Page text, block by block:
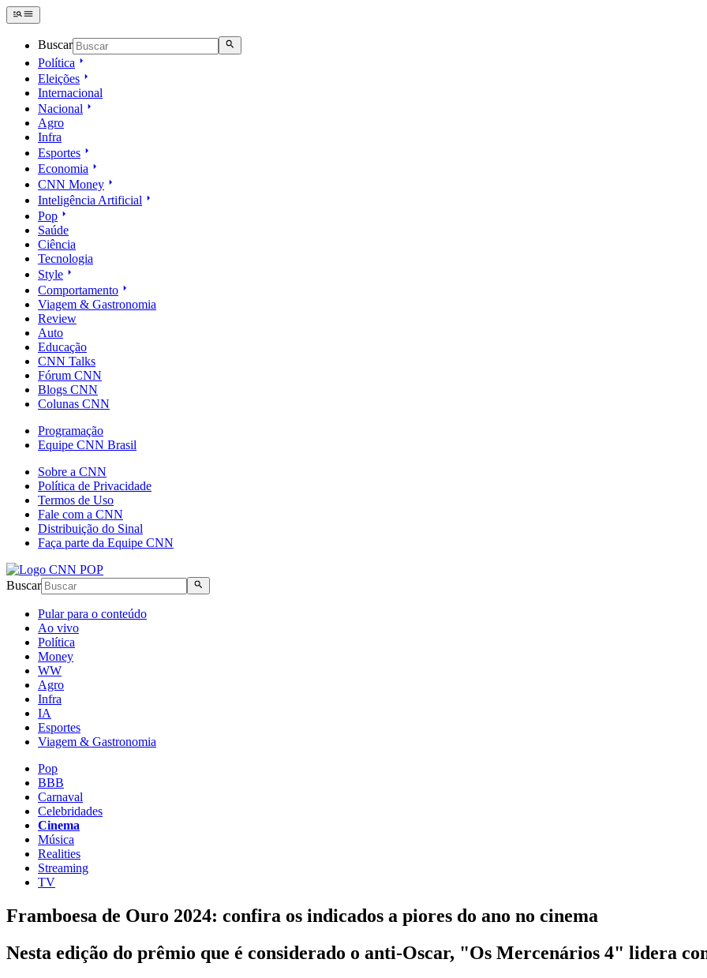
Buscar
Política
Eleições
Internacional
Nacional
Agro
Infra
Esportes
Economia
CNN Money
Inteligência Artificial
Pop
Saúde
Ciência
Tecnologia
Style
Comportamento
Viagem & Gastronomia
Review
Auto
Educação
CNN Talks
Fórum CNN
Blogs CNN
Colunas CNN
Programação
Equipe CNN Brasil
Sobre a CNN
Política de Privacidade
Termos de Uso
Fale com a CNN
Distribuição do Sinal
Faça parte da Equipe CNN
Buscar
Pular para o conteúdo
Ao vivo
Política
Money
WW
Agro
Infra
IA
Esportes
Viagem & Gastronomia
Pop
BBB
Carnaval
Celebridades
Cinema
Música
Realities
Streaming
TV
Framboesa de Ouro 2024: confira os indicados a piores do ano no cinema
Nesta edição do prêmio que é considerado o anti-Oscar, "Os Mercenários 4" lidera